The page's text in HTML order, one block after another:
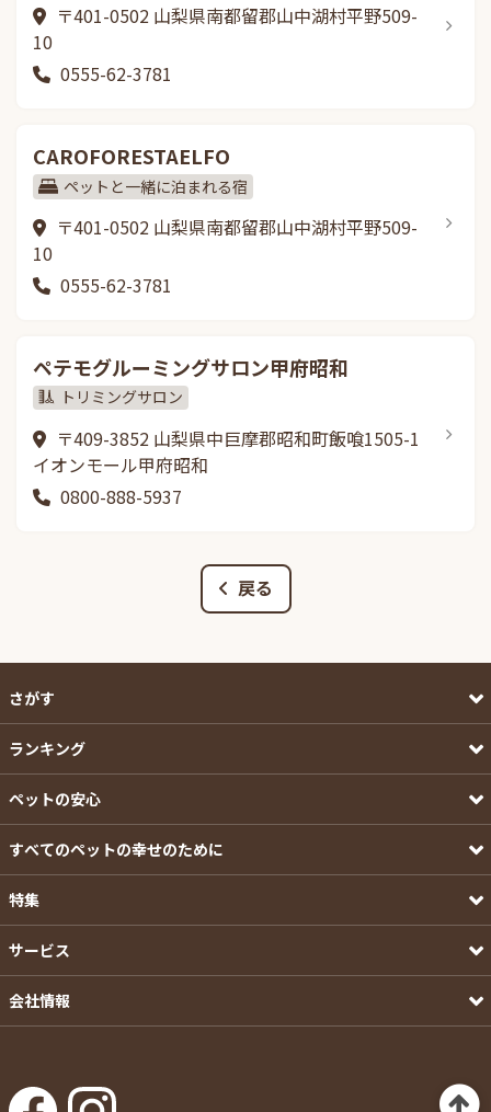
〒401-0502 山梨県南都留郡山中湖村平野509-
10
0555-62-3781
CAROFORESTAELFO
ペットと一緒に泊まれる宿
〒401-0502 山梨県南都留郡山中湖村平野509-
10
0555-62-3781
ペテモグルーミングサロン甲府昭和
トリミングサロン
〒409-3852 山梨県中巨摩郡昭和町飯喰1505-1
イオンモール甲府昭和
0800-888-5937
戻る
さがす
ランキング
ペットの安心
すべてのペットの幸せのために
特集
サービス
会社情報